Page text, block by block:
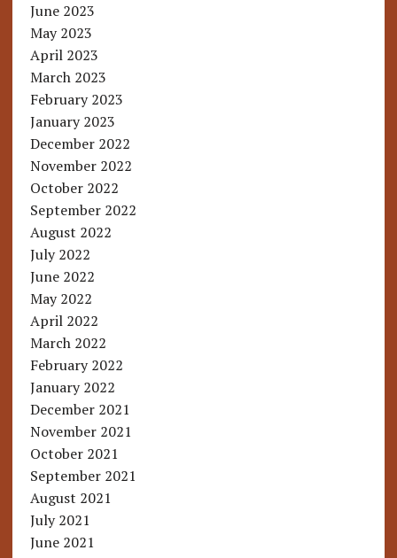
June 2023
May 2023
April 2023
March 2023
February 2023
January 2023
December 2022
November 2022
October 2022
September 2022
August 2022
July 2022
June 2022
May 2022
April 2022
March 2022
February 2022
January 2022
December 2021
November 2021
October 2021
September 2021
August 2021
July 2021
June 2021